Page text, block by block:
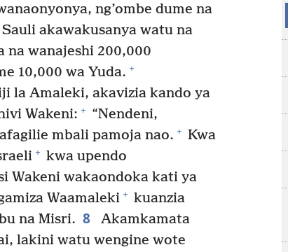
ng’ombe dume na
Sauli akawakusanya watu na
na wanajeshi 200,000
10,000 wa Yuda. +
la Amaleki, akavizia kando ya
Wakeni: + “Nendeni,
mbali pamoja nao. + Kwa
+ kwa upendo
Wakeni wakaondoka kati ya
Waamaleki + kuanzia
na Misri. 8
Akamkamata
lakini watu wengine wote